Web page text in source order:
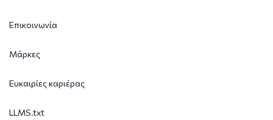
Επικοινωνία
Μάρκες
Ευκαιρίες καριέρας
LLMS.txt